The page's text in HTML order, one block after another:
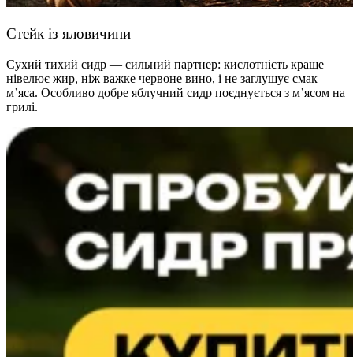
Стейк із яловичини
Сухий тихий сидр — сильний партнер: кислотність краще
нівелює жир, ніж важке червоне вино, і не заглушує смак
м’яса. Особливо добре яблучний сидр поєднується з м’ясом на
грилі.